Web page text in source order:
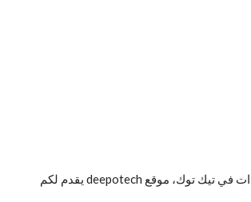
مواقع زيادة المشاهدين في التيك توك، لكل من يبحث عن طريقة لزيادة المشاهدات في تيك توك، موقع deepotech يقدم لكم